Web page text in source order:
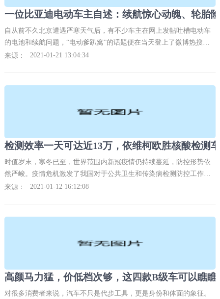
一位比亚迪电动车主自述：续航惊心动魄、轮胎
自从前不久北京遭遇严寒天气后，有不少车主在网上发帖吐槽电动车
的电池和续航问题，“电动爹趴窝”的话题便在当天登上了微博热搜。
随后，工信部在一场新闻发布会中着重强调了电动车低温问题，并让
来源： 2021-01-21 13:04:34
时值岁末，寒冬已至，世界范围内新冠疫情仍持续蔓延，防控形势依
然严峻。疫情危机激发了我国对于公共卫生和传染病检测防控工作的
思考和变革。回顾这一年来的抗疫征程，我国在疫情防控和人员救护
来源： 2021-01-12 16:12:08
对很多消费者来说，汽车不只是代步工具，更是身份和体面的象征。